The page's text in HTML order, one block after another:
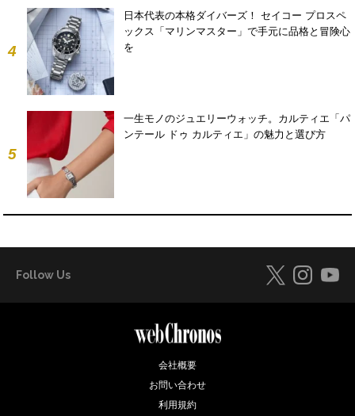
4
日本代表の本格ダイバーズ！ セイコー プロスペ
ックス「マリンマスター」で手元に品格と冒険心
を
5
一生モノのジュエリーウォッチ。カルティエ「パ
ンテール ドゥ カルティエ」の魅力と選び方
Follow Us
会社概要
お問い合わせ
利用規約